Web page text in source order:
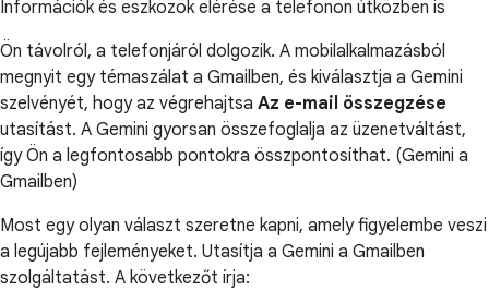
Információk és eszközök elérése a telefonon útközben is
Ön távolról, a telefonjáról dolgozik. A mobilalkalmazásból
megnyit egy témaszálat a Gmailben, és kiválasztja a Gemini
szelvényét, hogy az végrehajtsa Az e-mail összegzése
utasítást. A Gemini gyorsan összefoglalja az üzenetváltást,
így Ön a legfontosabb pontokra összpontosíthat. (Gemini a
Gmailben)
Most egy olyan választ szeretne kapni, amely figyelembe veszi
a legújabb fejleményeket. Utasítja a Gemini a Gmailben
szolgáltatást. A következőt írja: